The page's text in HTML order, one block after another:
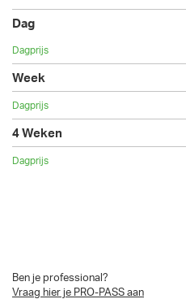
Ben je professional?
Vraag hier je PRO-PASS aan